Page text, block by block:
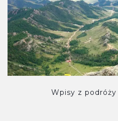
Wpisy z